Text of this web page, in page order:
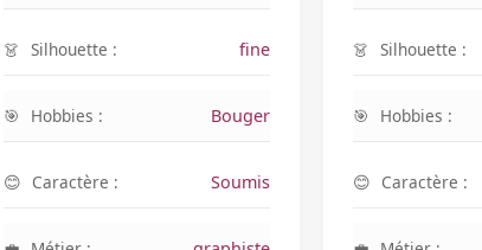
Silhouette : fine
Hobbies : Bouger
Caractère : Soumis
Silhouette :
Hobbies :
Caractère :